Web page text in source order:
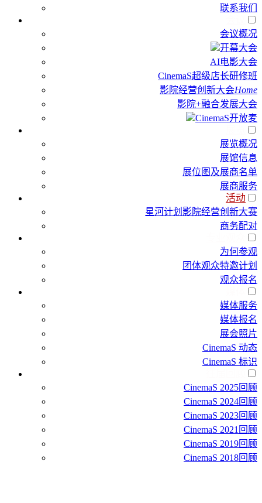
联系我们
会议概况
开幕大会
AI电影大会
CinemaS超级店长研修班
影院经营创新大会Home
影院+融合发展大会
CinemaS开放麦
展览概况
展馆信息
展位图及展商名单
展商服务
活动
星河计划影院经营创新大赛
商务配对
为何参观
团体观众特邀计划
观众报名
媒体服务
媒体报名
展会照片
CinemaS 动态
CinemaS 标识
CinemaS 2025回顾
CinemaS 2024回顾
CinemaS 2023回顾
CinemaS 2021回顾
CinemaS 2019回顾
CinemaS 2018回顾